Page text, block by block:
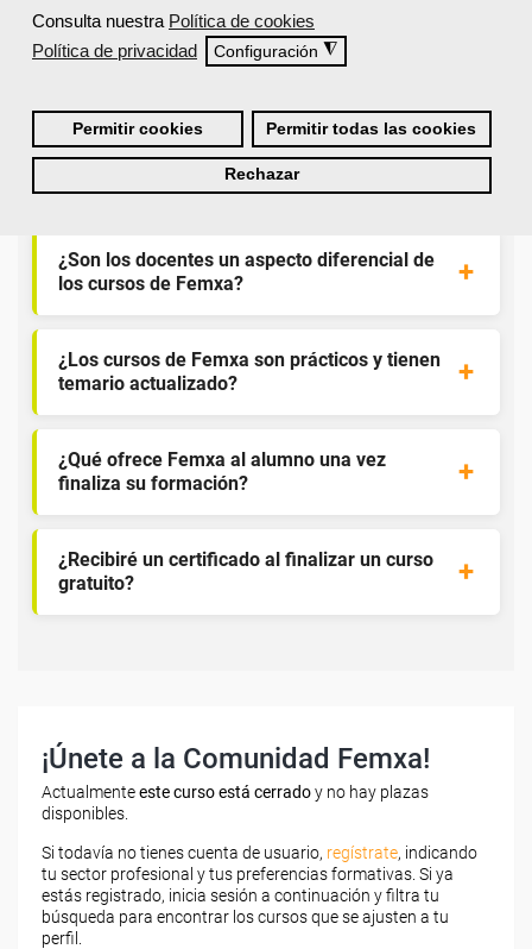
Consulta nuestra Política de cookies
Política de privacidad
Configuración ◮
Permitir cookies Permitir todas las cookies
Rechazar
¿Qué nos hace diferentes de la
¿Por qué solicitar plaza en Femxa cuando se
puede hacer directamente desde el SEPE?
¿Son los docentes un aspecto diferencial de
los cursos de Femxa?
¿Los cursos de Femxa son prácticos y tienen
temario actualizado?
¿Qué ofrece Femxa al alumno una vez
finaliza su formación?
¿Recibiré un certificado al finalizar un curso
gratuito?
¡Únete a la Comunidad Femxa!
Actualmenteeste curso está cerradoy no hay plazas
disponibles.
Si todavía no tienes cuenta de usuario, regístrate, indicando
tu sector profesional y tus preferencias formativas. Si ya
estás registrado, inicia sesión a continuación y filtra tu
búsqueda para encontrar los cursos que se ajusten a tu
perfil.